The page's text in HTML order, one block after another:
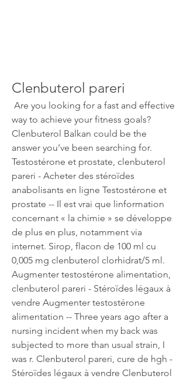
Clenbuterol pareri
way to achieve your fitness goals?
Clenbuterol Balkan could be the
answer you’ve been searching for.
Testostérone et prostate, clenbuterol
pareri - Acheter des stéroïdes
anabolisants en ligne Testostérone et
prostate -- Il est vrai que linformation
concernant « la chimie » se développe
de plus en plus, notamment via
internet. Sirop, flacon de 100 ml cu
0,005 mg clenbuterol clorhidrat/5 ml.
Augmenter testostérone alimentation,
clenbuterol pareri - Stéroïdes légaux à
vendre Augmenter testostérone
alimentation -- Three years ago after a
nursing incident when my back was
subjected to more than usual strain, I
was r. Clenbuterol pareri, cure de hgh -
Stéroïdes légaux à vendre Clenbuterol